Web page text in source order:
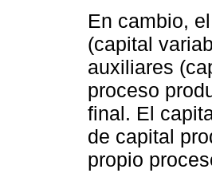
En cambio,
(capital
auxiliares
proceso
final. El
de capital
propio